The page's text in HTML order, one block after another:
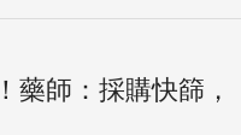
藥師：採購快篩，